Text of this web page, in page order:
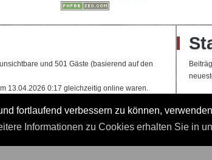
fortlaufend verbessern zu können,
Informationen zu Cookies erhalten Sie in
und 501 Gäste (basierend auf den
13.04.2026 0:17 gleichzeitig online waren.
in Ausbildung